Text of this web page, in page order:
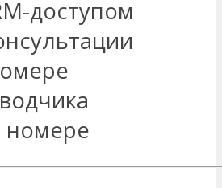
доступом
номере